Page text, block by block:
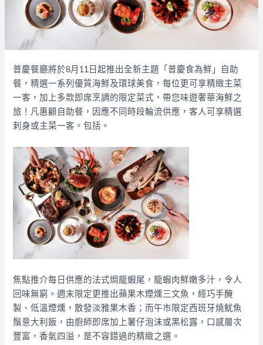
普慶餐廳將於8月11日起推出全新主題「普慶食為鮮」自助
餐，精選一系列優質海鮮及環球美食，每位更可享精緻主菜
一客，加上多款即席烹調的限定菜式，帶您味遊奢華海鮮之
旅！凡惠顧自助餐，因應不同時段輪流供應，客人可享精選
刺身或主菜一客。包括。
焦點推介每日供應的法式焗龍蝦尾，龍蝦肉鮮嫩多汁，令人
回味無窮。週末限定更推出蘋果木煙燻三文魚，經巧手醃
製、低溫煙燻，散發淡雅果木香；而午市限定西班牙燒魷魚
鬚意大利飯，由廚師即席加上薯仔泡沫或黑松露，口感層次
豐富，香氣四溢，是不容錯過的精緻之選。